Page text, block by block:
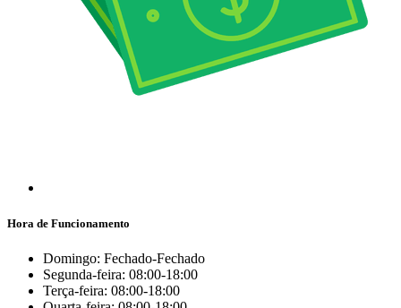
Hora de Funcionamento
Domingo: Fechado-Fechado
Segunda-feira: 08:00-18:00
Terça-feira: 08:00-18:00